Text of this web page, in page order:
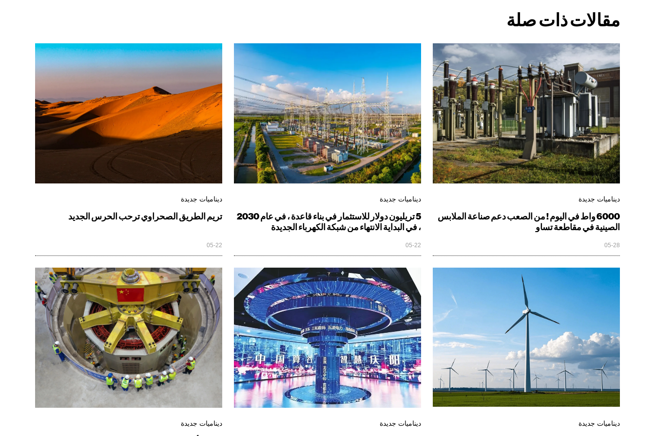
مقالات ذات صلة
ديناميات جديدة
6000 واط في اليوم ! من الصعب دعم صناعة الملابس
الصينية في مقاطعة تساو
05-28
ديناميات جديدة
5 تريليون دولار للاستثمار في بناء قاعدة ، في عام 2030
، في البداية الانتهاء من شبكة الكهرباء الجديدة
05-22
ديناميات جديدة
تريم الطريق الصحراوي ترحب الحرس الجديد
05-22
ديناميات جديدة ديناميات جديدة ديناميات جديدة